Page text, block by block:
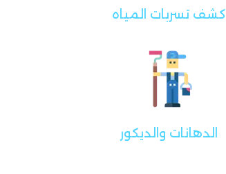
كشف تسربات المياه
الدهانات والديكور